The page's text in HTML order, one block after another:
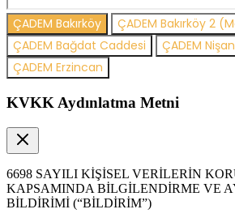
ÇADEM Bakırköy
ÇADEM Bakırköy 2
ÇADEM Bağdat Caddesi
ÇADEM
ÇADEM Erzincan
KVKK Aydınlatma Metni
6698 SAYILI KİŞİSEL VERİLERİN
KAPSAMINDA BİLGİLENDİRME VE
BİLDİRİMİ (“BİLDİRİM”)